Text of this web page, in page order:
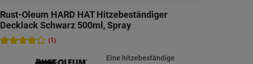
Rust-Oleum HARD HAT Hitzebeständiger
Decklack Schwarz 500ml, Spray
(1)
Eine hitzebeständige